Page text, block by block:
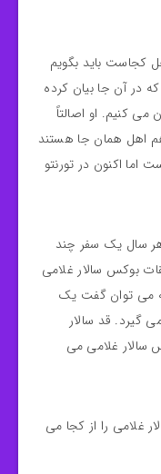
کجاست باید بگویم
در آن جا بیان کرده
می‌ کنیم. او اصالتاً
اهل همان جا هستند
اما اکنون در تورنتو
سال یک سفر چند
بوکس سالار غلامی
می توان گفت یک
گیرد. قد سالار
عکس سالار غلامی می